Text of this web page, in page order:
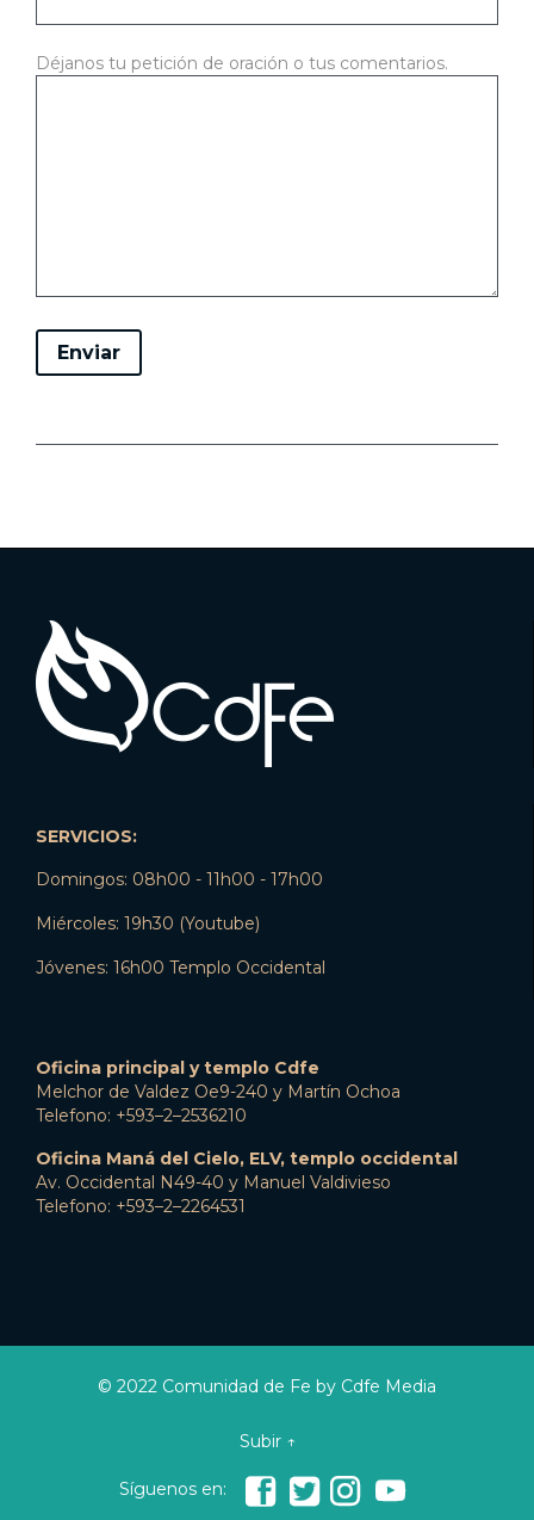
Déjanos tu petición de oración o tus comentarios.
SERVICIOS:
Domingos: 08h00 - 11h00 - 17h00
Miércoles: 19h30 (Youtube)
Jóvenes: 16h00 Templo Occidental
Oficina principal y templo Cdfe
Melchor de Valdez Oe9-240 y Martín Ochoa
Telefono: +593–2–2536210
Oficina Maná del Cielo, ELV, templo occidental
Av. Occidental N49-40 y Manuel Valdivieso
Telefono: +593–2–2264531
© 2022 Comunidad de Fe by Cdfe Media
Subir ↑
Síguenos en:    